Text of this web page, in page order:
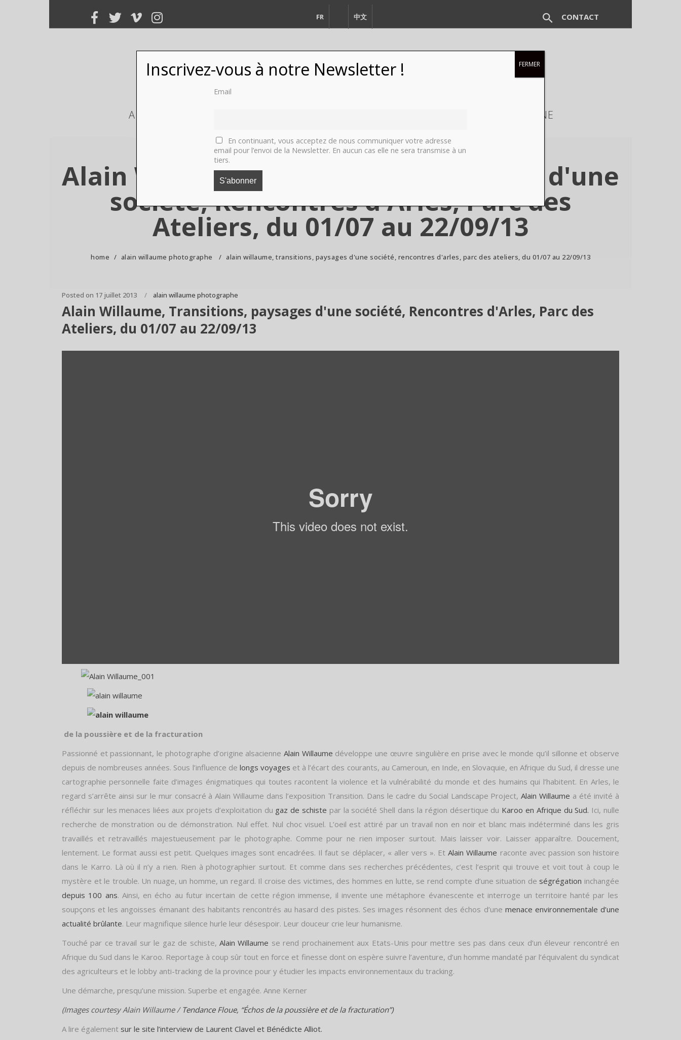
FR 中文 CONTACT
ART MAGAZINE
Alain Willaume, Transitions, paysages d'une
société, Rencontres d'Arles, Parc des
Ateliers, du 01/07 au 22/09/13
home / alain willaume photographe / alain willaume, transitions, paysages d'une société, rencontres d'arles, parc des ateliers, du 01/07 au 22/09/13
Posted on 17 juillet 2013 alain willaume photographe
Alain Willaume, Transitions, paysages d'une société, Rencontres d'Arles, Parc des
Ateliers, du 01/07 au 22/09/13
de la poussière et de la fracturation
Passionné et passionnant, le photographe d’origine alsacienne Alain Willaume développe une œuvre singulière en prise avec le monde qu’il sillonne et observe
depuis de nombreuses années. Sous l’influence de longs voyages et à l’écart des courants, au Cameroun, en Inde, en Slovaquie, en Afrique du Sud, il dresse une
cartographie personnelle faite d’images énigmatiques qui toutes racontent la violence et la vulnérabilité du monde et des humains qui l’habitent. En Arles, le
regard s’arrête ainsi sur le mur consacré à Alain Willaume dans l’exposition Transition. Dans le cadre du Social Landscape Project,Alain Willaume a été invité à
réfléchir sur les menaces liées aux projets d’exploitation du gaz de schiste par la société Shell dans la région désertique du Karoo en Afrique du Sud. Ici, nulle
recherche de monstration ou de démonstration. Nul effet. Nul choc visuel. L’oeil est attiré par un travail non en noir et blanc mais indéterminé dans les gris
travaillés et retravaillés majestueusement par le photographe. Comme pour ne rien imposer surtout. Mais laisser voir. Laisser apparaître. Doucement,
lentement. Le format aussi est petit. Quelques images sont encadrées. Il faut se déplacer, « aller vers ». EtAlain Willaume raconte avec passion son histoire
dans le Karro. Là où il n’y a rien. Rien à photographier surtout. Et comme dans ses recherches précédentes, c’est l’esprit qui trouve et voit tout à coup le
mystère et le trouble. Un nuage, un homme, un regard. Il croise des victimes, des hommes en lutte, se rend compte d’une situation de ségrégation inchangée
depuis 100 ans. Ainsi, en écho au futur incertain de cette région immense, il invente une métaphore évanescente et interroge un territoire hanté par les
soupçons et les angoisses émanant des habitants rencontrés au hasard des pistes. Ses images résonnent des échos d’une menace environnementale d’une
actualité brûlante. Leur magnifique silence hurle leur désespoir. Leur douceur crie leur humanisme.
Touché par ce travail sur le gaz de schiste, Alain Willaume se rend prochainement aux Etats-Unis pour mettre ses pas dans ceux d’un éleveur rencontré en
Afrique du Sud dans le Karoo. Reportage à coup sûr tout en force et finesse dont on espère suivre l’aventure, d’un homme mandaté par l’équivalent du syndicat
des agriculteurs et le lobby anti-tracking de la province pour y étudier les impacts environnementaux du tracking.
Une démarche, presqu’une mission. Superbe et engagée. Anne Kerner
(Images courtesy Alain Willaume / Tendance Floue, “Échos de la poussière et de la fracturation”)
A lire également sur le site l’interview de Laurent Clavel et Bénédicte Alliot.
Inscrivez-vous à notre Newsletter !
Email
En continuant, vous acceptez de nous communiquer votre adresse
email pour l’envoi de la Newsletter. En aucun cas elle ne sera transmise à un
tiers.
FERMER